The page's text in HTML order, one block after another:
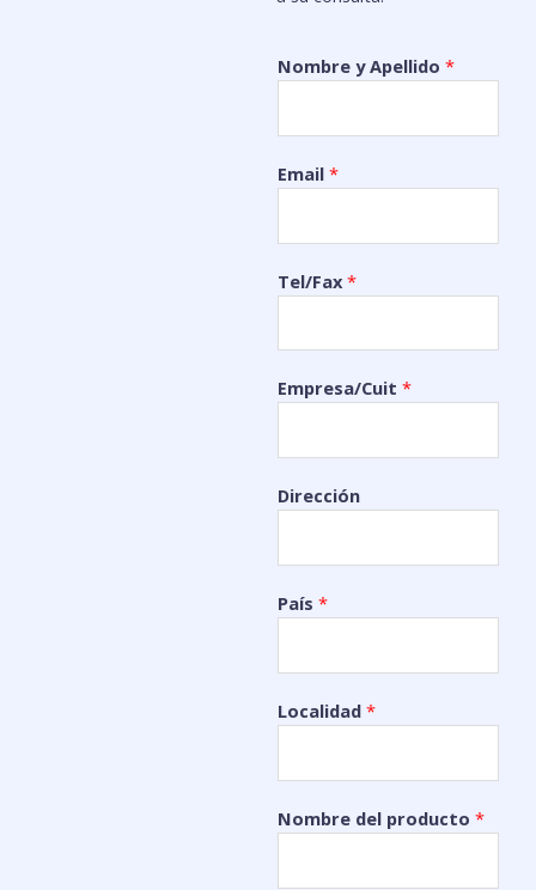
Nombre y Apellido*
Email*
Tel/Fax*
Empresa/Cuit*
Dirección
País*
Localidad*
Nombre del producto*